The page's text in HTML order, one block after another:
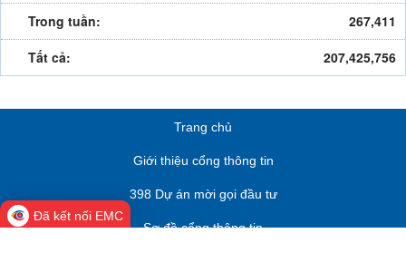
Trong tuần:
267,411
Tất cả:
207,425,756
Trang chủ
Giới thiệu cổng thông tin
398 Dự án mời gọi đầu tư
Sơ đồ cổng thông tin
Đã kết nối EMC